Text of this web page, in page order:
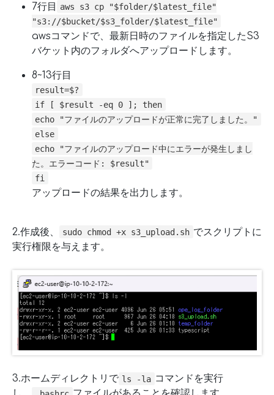
7行目
aws s3 cp "$folder/$latest_file"
"s3://$bucket/$s3_folder/$latest_file"
awsコマンドで、最新日時のファイルを指定したS3
バケット内のフォルダへアップロードします。
8~13行目
result=$?
if [ $result -eq 0 ]; then
echo "ファイルのアップロードが正常に完了しました。"
else
echo "ファイルのアップロード中にエラーが発生しまし
た。エラーコード: $result"
fi
アップロードの結果を出力します。
2.作成後、 sudo chmod +x s3_upload.sh でスクリプトに
実行権限を与えます。
3.ホームディレクトリで ls -la コマンドを実行